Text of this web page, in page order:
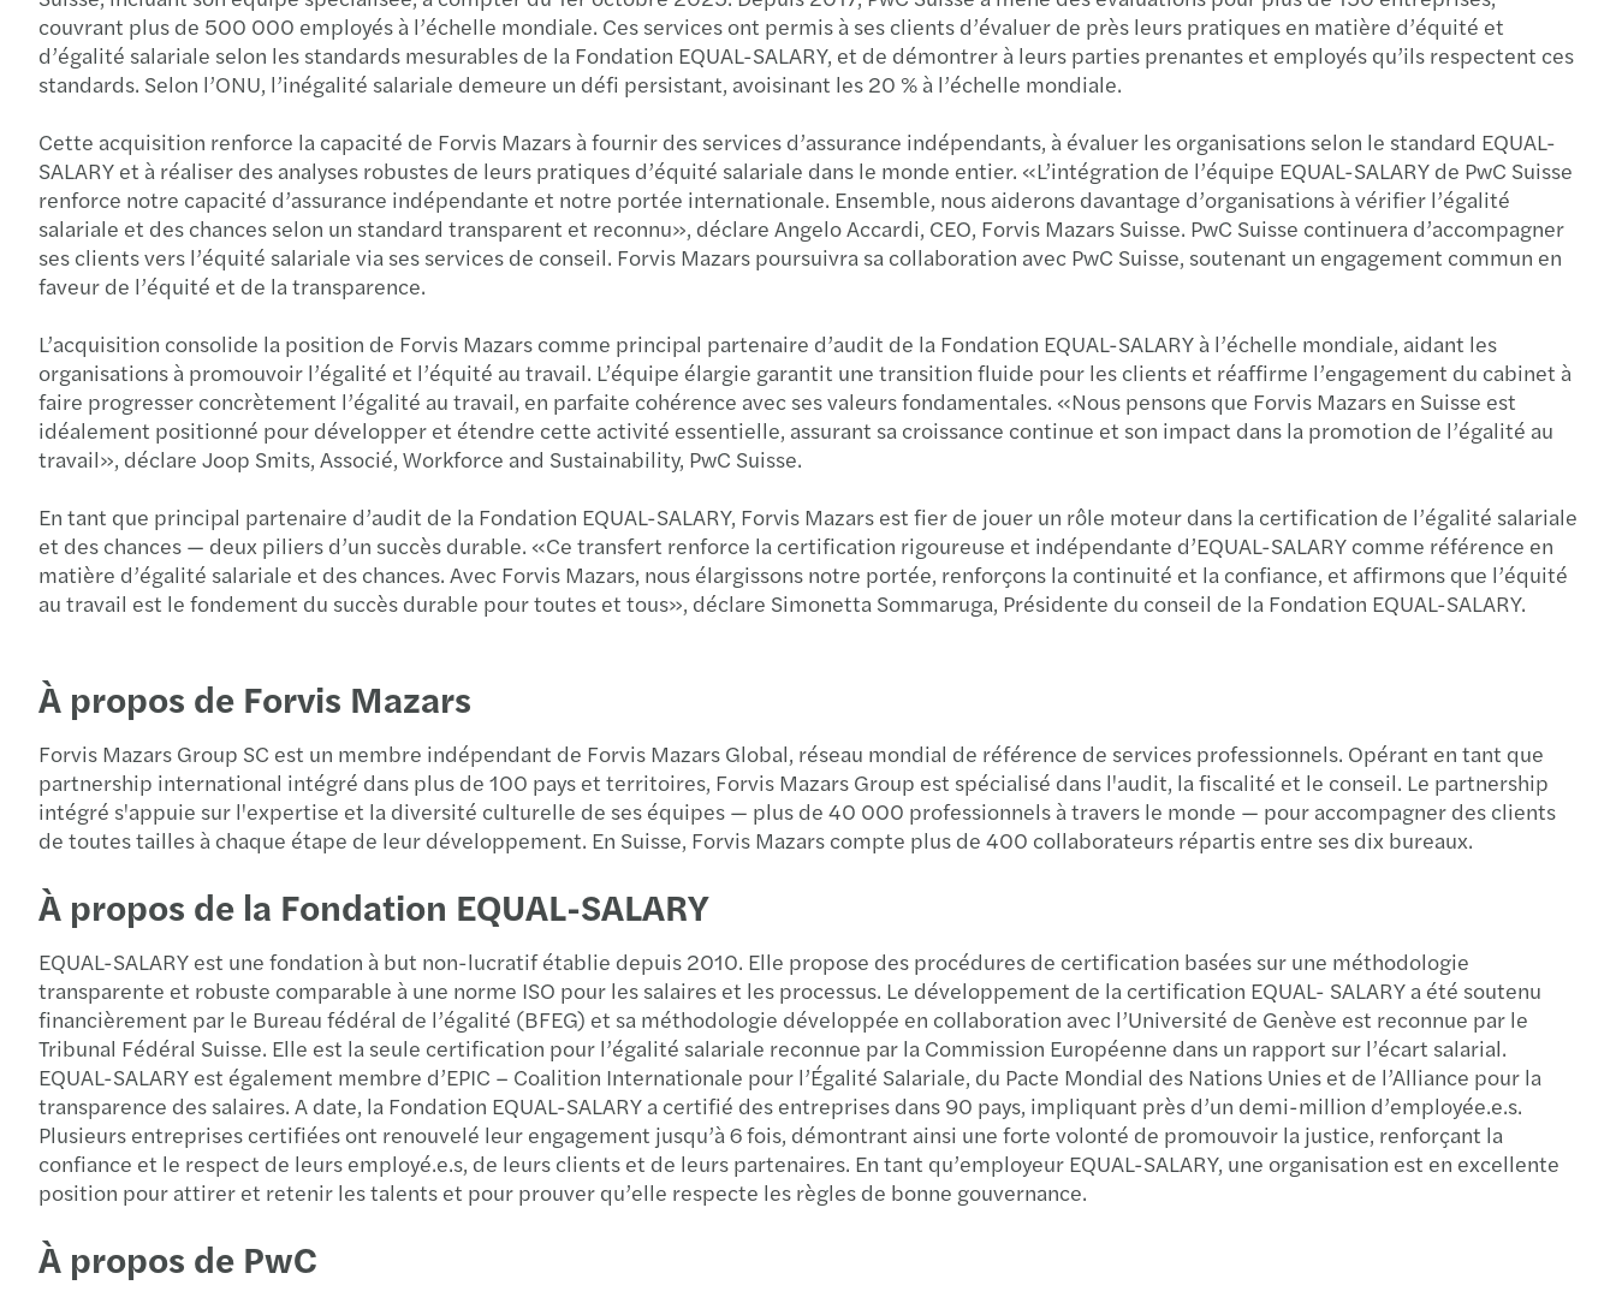
Seconde mise à jour du rapport annuel 2008 / 2009
Mise à jour du rapport annuel 2008/2009
Mazars publie ses comptes mondiaux consolidés
Rapport d’évaluation de la Directive Transparence
couvrant plus de 500 000 employés à l’échelle mondiale. Ces services ont permis à ses clients d’évaluer de près leurs pratiques en matière d’équité et
d’égalité salariale selon les standards mesurables de la Fondation EQUAL-SALARY, et de démontrer à leurs parties prenantes et employés qu’ils respectent ces
standards. Selon l’ONU, l’inégalité salariale demeure un défi persistant, avoisinant les 20 % à l’échelle mondiale.
Cette acquisition renforce la capacité de Forvis Mazars à fournir des services d’assurance indépendants, à évaluer les organisations selon le standard EQUAL-
SALARY et à réaliser des analyses robustes de leurs pratiques d’équité salariale dans le monde entier. «L’intégration de l’équipe EQUAL-SALARY de PwC Suisse
renforce notre capacité d’assurance indépendante et notre portée internationale. Ensemble, nous aiderons davantage d’organisations à vérifier l’égalité
salariale et des chances selon un standard transparent et reconnu», déclare Angelo Accardi, CEO, Forvis Mazars Suisse. PwC Suisse continuera d’accompagner
ses clients vers l’équité salariale via ses services de conseil. Forvis Mazars poursuivra sa collaboration avec PwC Suisse, soutenant un engagement commun en
faveur de l’équité et de la transparence.
L’acquisition consolide la position de Forvis Mazars comme principal partenaire d’audit de la Fondation EQUAL-SALARY à l’échelle mondiale, aidant les
organisations à promouvoir l’égalité et l’équité au travail. L’équipe élargie garantit une transition fluide pour les clients et réaffirme l’engagement du cabinet à
faire progresser concrètement l’égalité au travail, en parfaite cohérence avec ses valeurs fondamentales. «Nous pensons que Forvis Mazars en Suisse est
idéalement positionné pour développer et étendre cette activité essentielle, assurant sa croissance continue et son impact dans la promotion de l’égalité au
travail», déclare Joop Smits, Associé, Workforce and Sustainability, PwC Suisse.
En tant que principal partenaire d’audit de la Fondation EQUAL-SALARY, Forvis Mazars est fier de jouer un rôle moteur dans la certification de l’égalité salariale
et des chances — deux piliers d’un succès durable. «Ce transfert renforce la certification rigoureuse et indépendante d’EQUAL-SALARY comme référence en
matière d’égalité salariale et des chances. Avec Forvis Mazars, nous élargissons notre portée, renforçons la continuité et la confiance, et affirmons que l’équité
au travail est le fondement du succès durable pour toutes et tous», déclare Simonetta Sommaruga, Présidente du conseil de la Fondation EQUAL-SALARY.
À propos de Forvis Mazars
Forvis Mazars Group SC est un membre indépendant de Forvis Mazars Global, réseau mondial de référence de services professionnels. Opérant en tant que
partnership international intégré dans plus de 100 pays et territoires, Forvis Mazars Group est spécialisé dans l'audit, la fiscalité et le conseil. Le partnership
intégré s'appuie sur l'expertise et la diversité culturelle de ses équipes — plus de 40 000 professionnels à travers le monde — pour accompagner des clients
de toutes tailles à chaque étape de leur développement. En Suisse, Forvis Mazars compte plus de 400 collaborateurs répartis entre ses dix bureaux.
À propos de la Fondation EQUAL-SALARY
EQUAL-SALARY est une fondation à but non-lucratif établie depuis 2010. Elle propose des procédures de certification basées sur une méthodologie
transparente et robuste comparable à une norme ISO pour les salaires et les processus. Le développement de la certification EQUAL- SALARY a été soutenu
financièrement par le Bureau fédéral de l’égalité (BFEG) et sa méthodologie développée en collaboration avec l’Université de Genève est reconnue par le
Tribunal Fédéral Suisse. Elle est la seule certification pour l’égalité salariale reconnue par la Commission Européenne dans un rapport sur l’écart salarial.
EQUAL-SALARY est également membre d’EPIC – Coalition Internationale pour l’Égalité Salariale, du Pacte Mondial des Nations Unies et de l’Alliance pour la
transparence des salaires. A date, la Fondation EQUAL-SALARY a certifié des entreprises dans 90 pays, impliquant près d’un demi-million d’employée.e.s.
Plusieurs entreprises certifiées ont renouvelé leur engagement jusqu’à 6 fois, démontrant ainsi une forte volonté de promouvoir la justice, renforçant la
confiance et le respect de leurs employé.e.s, de leurs clients et de leurs partenaires. En tant qu’employeur EQUAL-SALARY, une organisation est en excellente
position pour attirer et retenir les talents et pour prouver qu’elle respecte les règles de bonne gouvernance.
À propos de PwC